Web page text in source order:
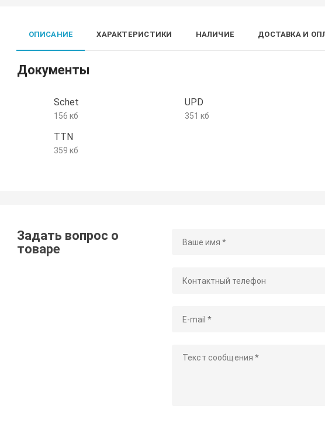
ОПИСАНИЕ ХАРАКТЕРИСТИКИ НАЛИЧИЕ ДОСТАВКА И
Документы
Schet
156 кб
UPD
351 кб
TTN
359 кб
Задать вопрос о
товаре